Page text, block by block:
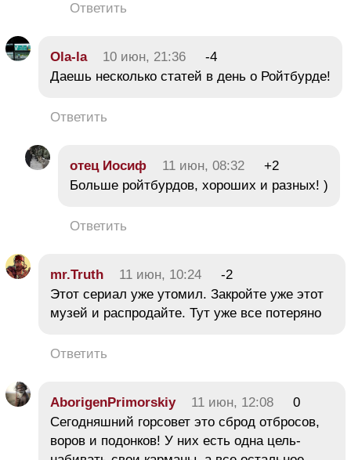
Ответить
Ola-la 10 июн, 21:36
-4
Даешь несколько статей в день о Ройтбурде!
Ответить
отец Иосиф 11 июн, 08:32
+2
Больше ройтбурдов, хороших и разных! )
Ответить
mr.Truth 11 июн, 10:24
-2
Этот сериал уже утомил. Закройте уже этот
музей и распродайте. Тут уже все потеряно
Ответить
AborigenPrimorskiy 11 июн, 12:08
0
Сегодняшний горсовет это сброд отбросов,
воров и подонков! У них есть одна цель-